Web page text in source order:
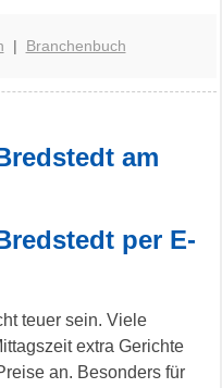
| Branchenbuch
am
per E-
teuer sein. Viele
extra Gerichte
an. Besonders für